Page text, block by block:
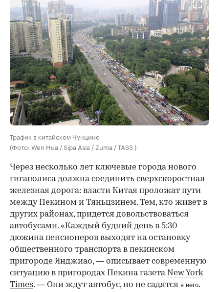
Трафик в китайском Чунцине
(Фото: Wen Hua / Sipa Asia / Zuma / TASS )
Через несколько лет ключевые города нового
гигаполиса должна соединить сверхскоростная
железная дорога: власти Китая проложат пути
между Пекином и Тяньцзинем. Тем, кто живет в
других районах, придется довольствоваться
автобусами. «Каждый будний день в 5:30
дюжина пенсионеров выходят на остановку
общественного транспорта в пекинском
пригороде Янджиао, — описывает современную
ситуацию в пригородах Пекина газета New York
Times. — Они ждут автобус, но не садятся в него.